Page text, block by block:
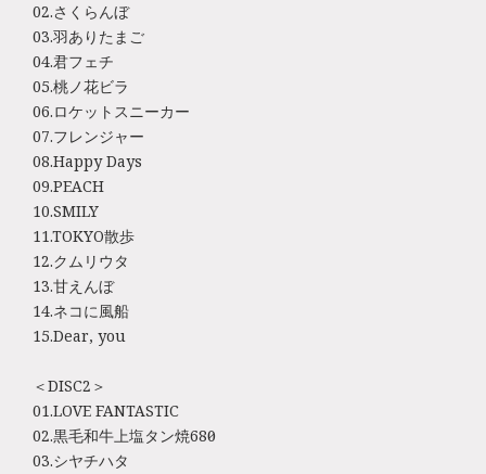
02.さくらんぼ
03.羽ありたまご
04.君フェチ
05.桃ノ花ビラ
06.ロケットスニーカー
07.フレンジャー
08.Happy Days
09.PEACH
10.SMILY
11.TOKYO散歩
12.クムリウタ
13.甘えんぼ
14.ネコに風船
15.Dear, you
＜DISC2＞
01.LOVE FANTASTIC
02.黒毛和牛上塩タン焼680円
03.シヤチハタ